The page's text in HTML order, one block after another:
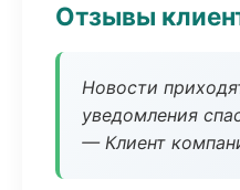
Отзывы
Новости
уведомления
— Клиент